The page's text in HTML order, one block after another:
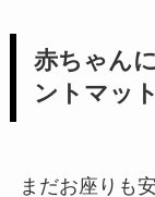
赤ちゃん
ントマッ
まだお座りも